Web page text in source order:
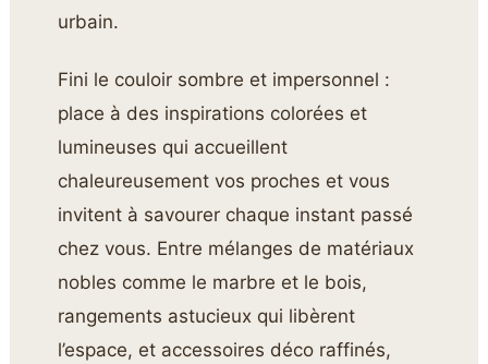
urbain.
Fini le couloir sombre et impersonnel :
place à des inspirations colorées et
lumineuses qui accueillent
chaleureusement vos proches et vous
invitent à savourer chaque instant passé
chez vous. Entre mélanges de matériaux
nobles comme le marbre et le bois,
rangements astucieux qui libèrent
l’espace, et accessoires déco raffinés,